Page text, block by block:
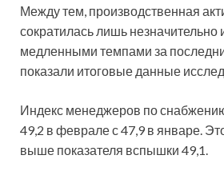
Между тем, производственная
сократилась лишь
медленными темпами за
показали итоговые данные
Индекс менеджеров по
49,2 в феврале с 47,9 в январе.
выше показателя вспышки 49,1.